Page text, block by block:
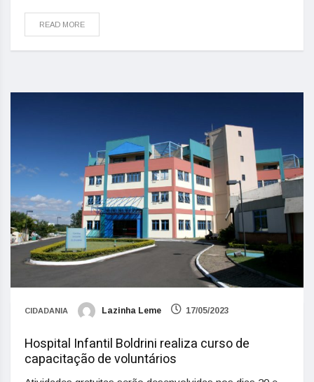
READ MORE
CIDADANIA Lazinha Leme 17/05/2023
Hospital Infantil Boldrini realiza curso de
capacitação de voluntários